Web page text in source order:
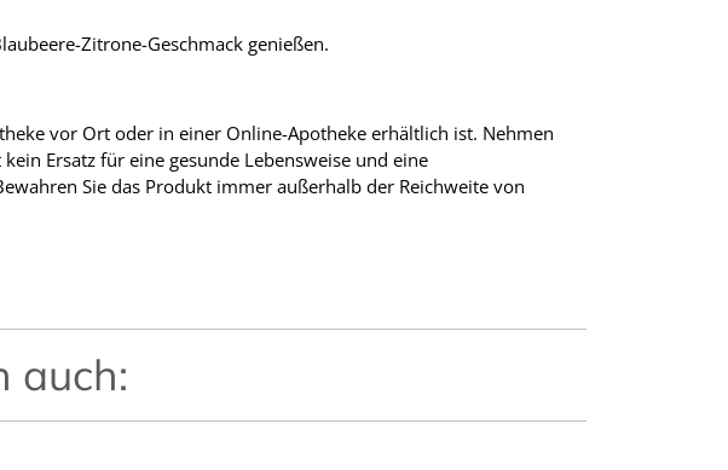
Zitrone-Geschmack genießen.
vor Ort oder in einer Online-Apotheke erhältlich ist. Nehmen
Ersatz für eine gesunde Lebensweise und eine
Sie das Produkt immer außerhalb der Reichweite von
auch: